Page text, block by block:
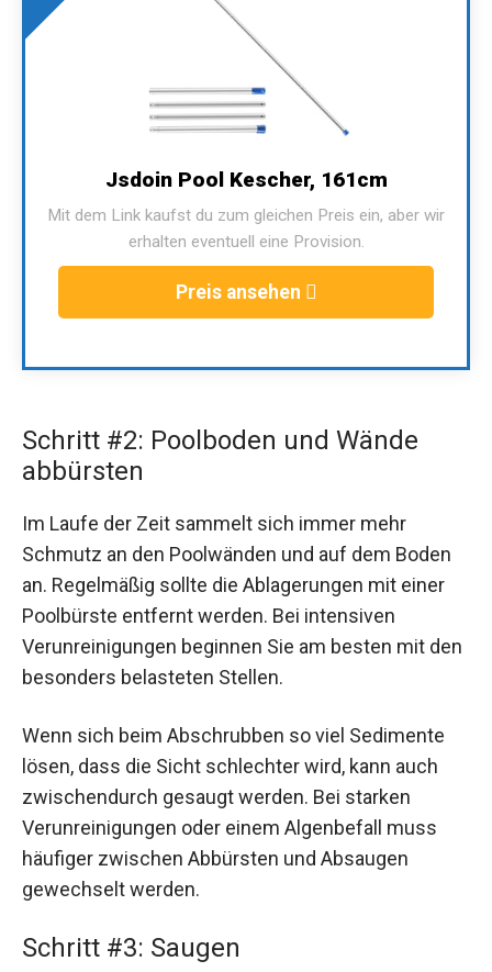
Jsdoin Pool Kescher, 161cm
Mit dem Link kaufst du zum gleichen Preis ein, aber wir
erhalten eventuell eine Provision.
Preis ansehen
Schritt #2: Poolboden und Wände
abbürsten
Im Laufe der Zeit sammelt sich immer mehr
Schmutz an den Poolwänden und auf dem Boden
an. Regelmäßig sollte die Ablagerungen mit einer
Poolbürste entfernt werden. Bei intensiven
Verunreinigungen beginnen Sie am besten mit den
besonders belasteten Stellen.
Wenn sich beim Abschrubben so viel Sedimente
lösen, dass die Sicht schlechter wird, kann auch
zwischendurch gesaugt werden. Bei starken
Verunreinigungen oder einem Algenbefall muss
häufiger zwischen Abbürsten und Absaugen
gewechselt werden.
Schritt #3: Saugen